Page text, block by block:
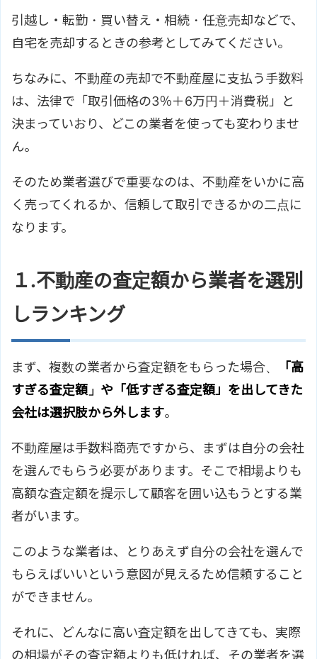
引越し・転勤・買い替え・相続・任意売却などで、
自宅を売却するときの参考としてみてください。
ちなみに、不動産の売却で不動産屋に支払う手数料
は、法律で「取引価格の3％＋6万円＋消費税」と
決まっていおり、どこの業者を使っても変わりませ
ん。
そのため業者選びで重要なのは、不動産をいかに高
く売ってくれるか、信頼して取引できるかの二点に
なります。
１.不動産の査定額から業者を選別
しランキング
まず、複数の業者から査定額をもらった場合、
「高
すぎる査定額」や「低すぎる査定額」を出してきた
会社は選択肢から外します。
不動産屋は手数料商売ですから、まずは自分の会社
を選んでもらう必要があります。そこで相場よりも
高額な査定額を提示して顧客を囲い込もうとする業
者がいます。
このような業者は、とりあえず自分の会社を選んで
もらえばいいという意図が見えるため信頼すること
ができません。
それに、どんなに高い査定額を出してきても、実際
の相場がその査定額よりも低ければ、その業者を選